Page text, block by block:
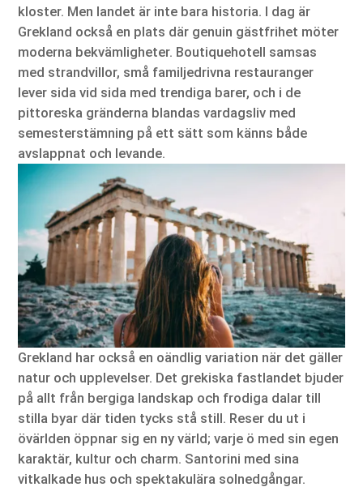
kloster. Men landet är inte bara historia. I dag är
Grekland också en plats där genuin gästfrihet möter
moderna bekvämligheter. Boutiquehotell samsas
med strandvillor, små familjedrivna restauranger
lever sida vid sida med trendiga barer, och i de
pittoreska gränderna blandas vardagsliv med
semesterstämning på ett sätt som känns både
avslappnat och levande.
Grekland har också en oändlig variation när det gäller
natur och upplevelser. Det grekiska fastlandet bjuder
på allt från bergiga landskap och frodiga dalar till
stilla byar där tiden tycks stå still. Reser du ut i
övärlden öppnar sig en ny värld; varje ö med sin egen
karaktär, kultur och charm. Santorini med sina
vitkalkade hus och spektakulära solnedgångar.